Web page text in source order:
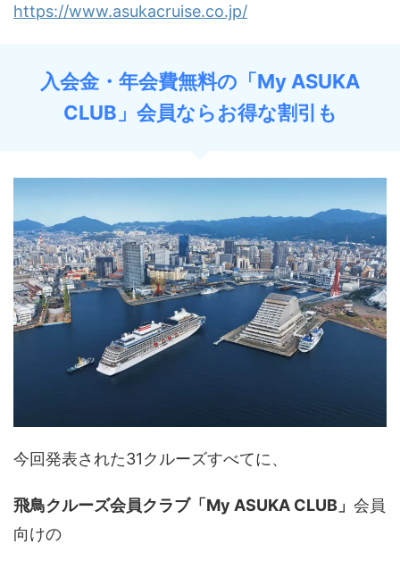
https://www.asukacruise.co.jp/
入会金・年会費無料の「My ASUKA
CLUB」会員ならお得な割引も
今回発表された31クルーズすべてに、
飛鳥クルーズ会員クラブ「My ASUKA CLUB」 会員
向けの